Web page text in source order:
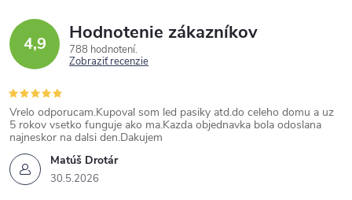
4,9 Hodnotenie zákazníkov
788 hodnotení
Zobraziť recenzie
Matúš Drotár
30.5.2026
Vrelo odporucam.Kupoval som led pasiky atd.do celeho domu a uz
5 rokov vsetko funguje ako ma.Kazda objednavka bola odoslana
najneskor na dalsi den.Dakujem